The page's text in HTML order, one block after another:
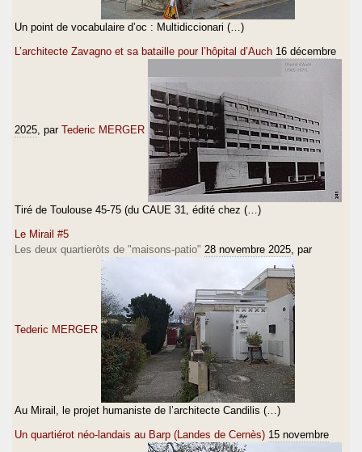
Un point de vocabulaire d’oc : Multidiccionari (…)
L’architecte Zavagno et sa bataille pour l’hôpital d’Auch 16 décembre
2025, par Tederic MERGER
Tiré de Toulouse 45-75 (du CAUE 31, édité chez (…)
Le Mirail #5
Les deux quartieròts de "maisons-patio" 28 novembre 2025, par
Tederic MERGER
Au Mirail, le projet humaniste de l’architecte Candilis (…)
Un quartiérot néo-landais au Barp (Landes de Cernès) 15 novembre